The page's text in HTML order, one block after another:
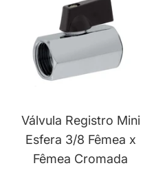
Válvula Registro Mini
Esfera 3/8 Fêmea x
Fêmea Cromada